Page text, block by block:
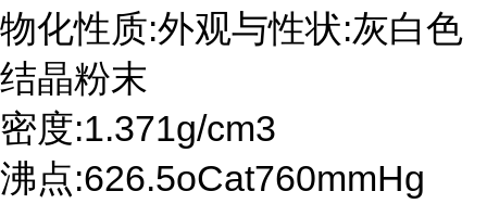
物化性质:外观与性状:灰白色
结晶粉末
密度:1.371g/cm3
沸点:626.5oCat760mmHg